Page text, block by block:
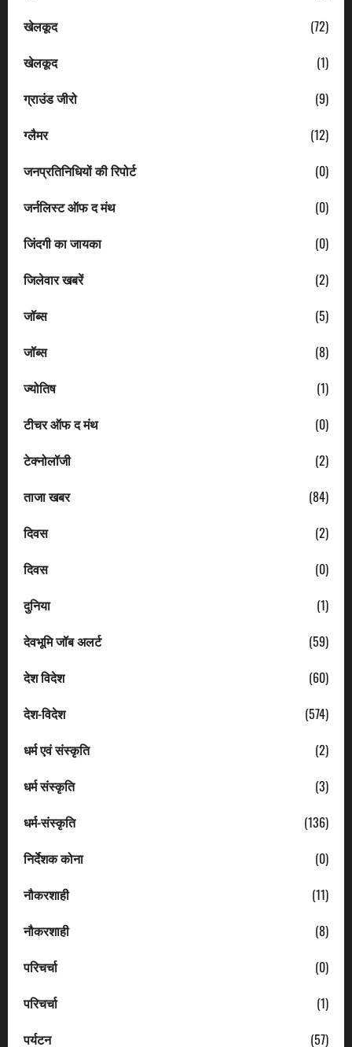
खेलकूद
(72)
खेलकूद
(1)
ग्राउंड जीरो
(9)
ग्लैमर
(12)
जनप्रतिनिधियों की रिपोर्ट
(0)
जर्नलिस्ट ऑफ द मंथ
(0)
जिंदगी का जायका
(0)
जिलेवार खबरें
(2)
जॉब्स
(5)
जॉब्स
(8)
ज्योतिष
(1)
टीचर ऑफ द मंथ
(0)
टेक्नोलॉजी
(2)
ताजा खबर
(84)
दिवस
(2)
दिवस
(0)
दुनिया
(1)
देवभूमि जॉब अलर्ट
(59)
देश विदेश
(60)
देश-विदेश
(574)
धर्म एवं संस्कृति
(2)
धर्म संस्कृति
(3)
धर्म-संस्कृति
(136)
निर्देशक कोना
(0)
नौकरशाही
(11)
नौकरशाही
(8)
परिचर्चा
(0)
परिचर्चा
(1)
पर्यटन
(57)